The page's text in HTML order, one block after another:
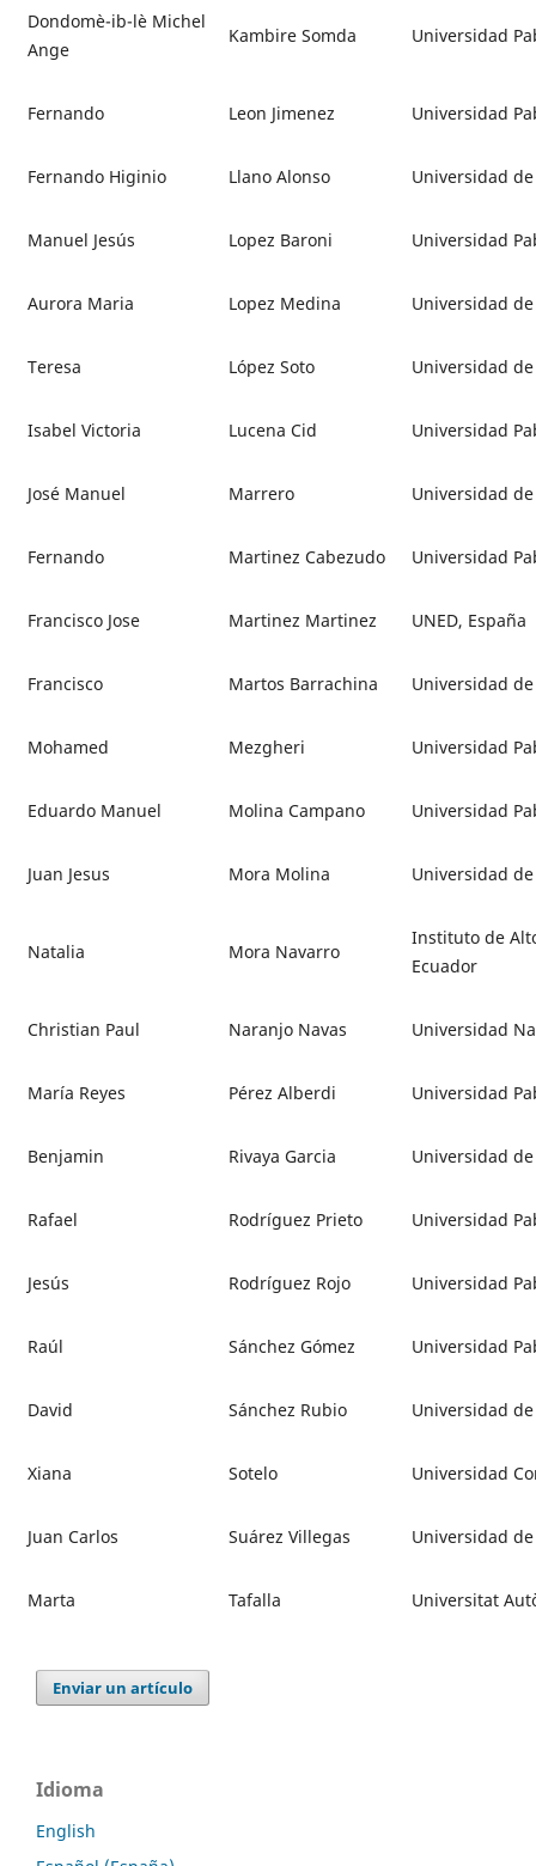
Dondomè-ib-lè Michel
Ange
Kambire Somda Universidad
Fernando Leon Jimenez Universidad
Fernando Higinio Llano Alonso Universidad
Manuel Jesús Lopez Baroni Universidad
Aurora Maria Lopez Medina Universidad
Teresa López Soto Universidad
Isabel Victoria Lucena Cid Universidad
José Manuel Marrero Universidad
Fernando Martinez Cabezudo Universidad
Francisco Jose Martinez Martinez UNED, España
Francisco Martos Barrachina Universidad
Mohamed Mezgheri Universidad
Eduardo Manuel Molina Campano Universidad
Juan Jesus Mora Molina Universidad
Natalia Mora Navarro
Instituto de
Ecuador
Christian Paul Naranjo Navas Universidad
María Reyes Pérez Alberdi Universidad
Benjamin Rivaya Garcia Universidad
Rafael Rodríguez Prieto Universidad
Jesús Rodríguez Rojo Universidad
Raúl Sánchez Gómez Universidad
David Sánchez Rubio Universidad
Xiana Sotelo Universidad
Juan Carlos Suárez Villegas Universidad
Marta Tafalla Universitat
Enviar un artículo
Idioma
English